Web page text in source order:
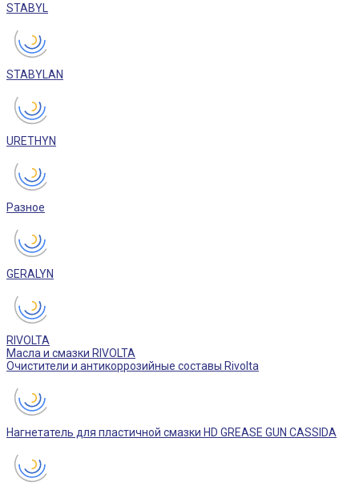
STABYL
STABYLAN
URETHYN
Разное
GERALYN
RIVOLTA
Масла и смазки RIVOLTA
Очистители и антикоррозийные составы Rivolta
Нагнетатель для пластичной смазки HD GREASE GUN CASSIDA